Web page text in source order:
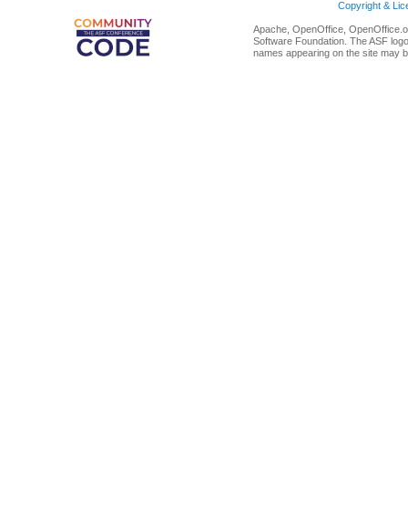
Copyright &
Apache, OpenOffice,
Software Foundation. The ASF
names appearing on the site may